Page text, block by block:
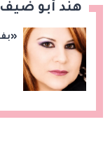
هند أبو